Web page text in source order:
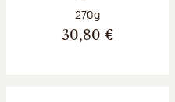
Poids net :
270g
30,80 €